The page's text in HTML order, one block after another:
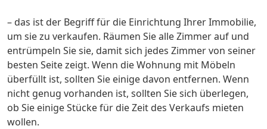
– das ist der Begriff für die Einrichtung Ihrer Immobilie,
um sie zu verkaufen. Räumen Sie alle Zimmer auf und
entrümpeln Sie sie, damit sich jedes Zimmer von seiner
besten Seite zeigt. Wenn die Wohnung mit Möbeln
überfüllt ist, sollten Sie einige davon entfernen. Wenn
nicht genug vorhanden ist, sollten Sie sich überlegen,
ob Sie einige Stücke für die Zeit des Verkaufs mieten
wollen.